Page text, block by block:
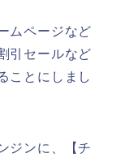
ムページなど
引セールなど
ことにしまし
ジンに、【チ